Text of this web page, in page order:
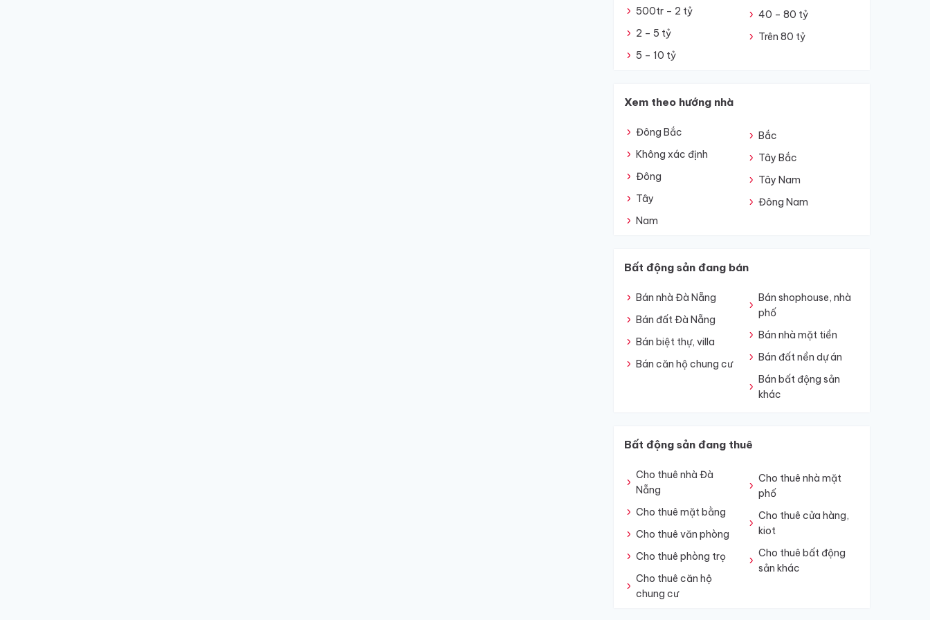
500tr – 2 tỷ
2 – 5 tỷ
5 – 10 tỷ
40 – 80 tỷ
Trên 80 tỷ
Xem theo hướng nhà
Đông Bắc
Không xác định
Đông
Tây
Nam
Bắc
Tây Bắc
Tây Nam
Đông Nam
Bất động sản đang bán
Bán nhà Đà Nẵng
Bán đất Đà Nẵng
Bán biệt thự, villa
Bán căn hộ chung cư
Bán shophouse, nhà
phố
Bán nhà mặt tiền
Bán đất nền dự án
Bán bất động sản
khác
Bất động sản đang thuê
Cho thuê nhà Đà
Nẵng
Cho thuê mặt bằng
Cho thuê văn phòng
Cho thuê phòng trọ
Cho thuê căn hộ
chung cư
Cho thuê nhà mặt
phố
Cho thuê cửa hàng,
kiot
Cho thuê bất động
sản khác